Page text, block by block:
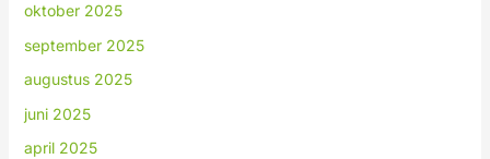
oktober 2025
september 2025
augustus 2025
juni 2025
april 2025